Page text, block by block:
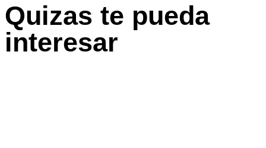
Quizas te pueda
interesar